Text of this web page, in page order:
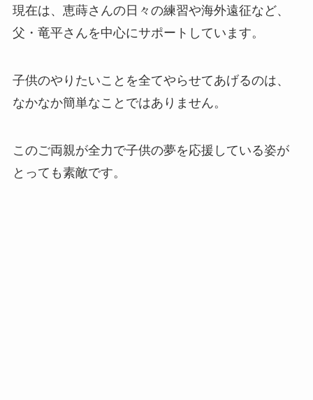
現在は、恵蒔さんの日々の練習や海外遠征など、
父・竜平さんを中心にサポートしています。
子供のやりたいことを全てやらせてあげるのは、
なかなか簡単なことではありません。
このご両親が全力で子供の夢を応援している姿が
とっても素敵です。